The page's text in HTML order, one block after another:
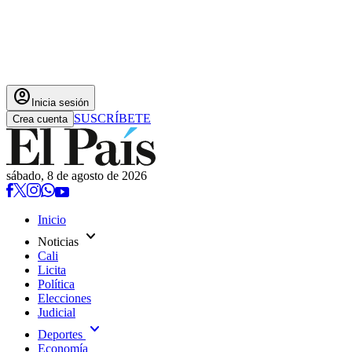
account_circle Inicia sesión
Crea cuenta SUSCRÍBETE
sábado, 8 de agosto de 2026
Inicio
Noticias expand_more
Cali
Licita
Política
Elecciones
Judicial
Deportes expand_more
Economía